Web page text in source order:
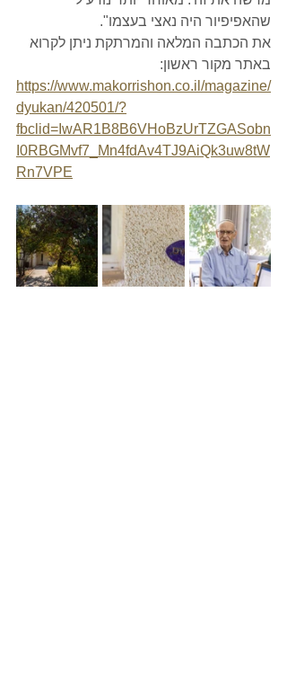
שהאפיפיור היה נאצי בעצמו".
את הכתבה המלאה והמרתקת ניתן לקרוא
באתר מקור ראשון:
https://www.makorrishon.co.il/magazine/
dyukan/420501/?
fbclid=IwAR1B8B6VHoBzUrTZGASobn
I0RBGMvf7_Mn4fdAv4TJ9AiQk3uw8tW
Rn7VPE